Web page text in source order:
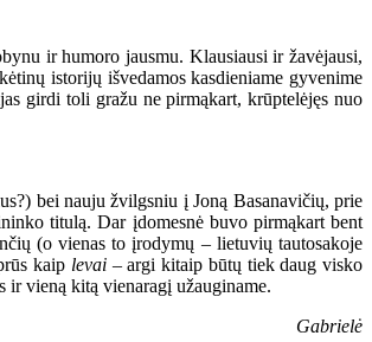
ir humoro jausmu. Klausiausi ir žavėjausi,
istorijų išvedamos kasdieniame gyvenime
girdi toli gražu ne pirmąkart, krūptelėjęs nuo
bei nauju žvilgsniu į Joną Basanavičių, prie
titulą. Dar įdomesnė buvo pirmąkart bent
(o vienas to įrodymų – lietuvių tautosakoje
kaip levai – argi kitaip būtų tiek daug visko
ir vieną kitą vienaragį užauginame.
Gabrielė